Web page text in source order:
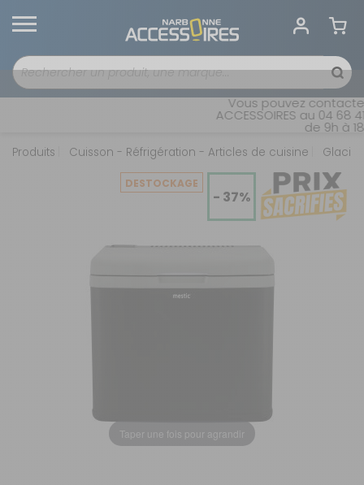
Vous pouvez contacter
ACCESSOIRES au 04 68
de 9h à
Produits Cuisson - Réfrigération - Articles de cuisine
DESTOCKAGE
- 37%
Taper une fois pour agrandir